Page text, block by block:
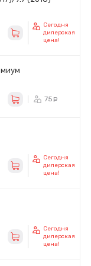
Сегодня
дилерская
цена!
75
Сегодня
дилерская
цена!
Сегодня
дилерская
цена!